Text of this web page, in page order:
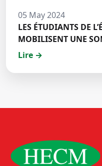
05 May 2024
LES ÉTUDIANTS DE
MOBILISENT UNE
POUR LE FONDS
DE HECM
Lire →